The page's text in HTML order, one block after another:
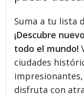
Suma a tu lista
¡Descubre
todo el mundo!
ciudades
disfruta con